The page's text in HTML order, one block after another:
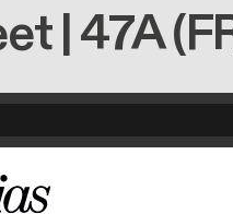
| 47A